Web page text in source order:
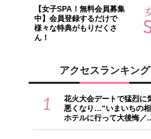
【女子SPA！無料会員募集
中】会員登録するだけで
様々な特典がもりだくさ
ん！
アクセスランキング
1
花火大会デートで猛烈に
悪くなり…“いまいちの
ホテルに行って大後悔／